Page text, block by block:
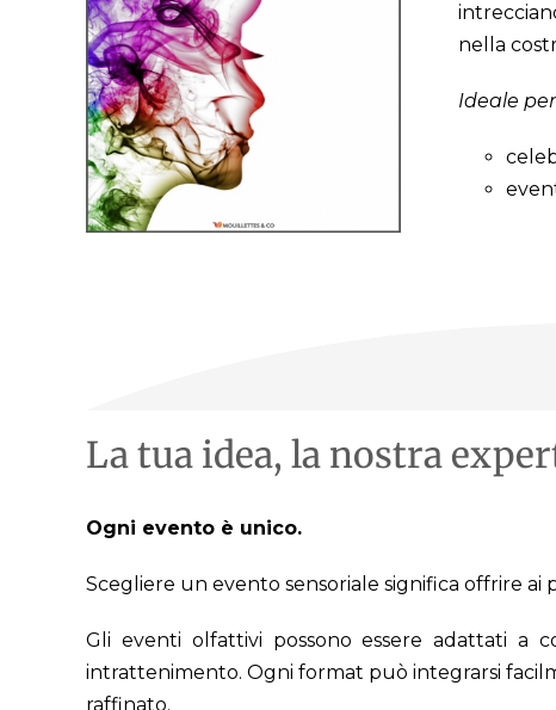
nella
Ideale
La tua idea, la nostra
Ogni evento è unico.
Scegliere un evento sensoriale significa offrire ai
Gli eventi olfattivi possono essere adattati a
intrattenimento. Ogni format può integrarsi
raffinato.